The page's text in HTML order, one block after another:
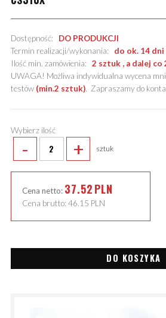
Dostępność: DO PRODUKCJI
Termin realizacji/wykonania: do ok. 14 dni
Ilość min. zamówienia: 2 sztuk , a dalej co
UWAGA! Możliwa indywidualna wycena
testów (min.2 sztuk). Zapraszamy do
Wybierz ilość
- + sztuk
Cena netto: 37.52PLN
Cena brutto: 46.15 PLN
DO KOSZYKA